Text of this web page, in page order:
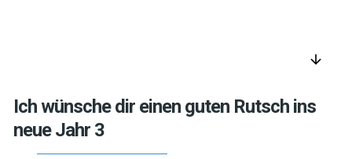
arrow_downward
Ich wünsche dir einen guten Rutsch ins
neue Jahr 3